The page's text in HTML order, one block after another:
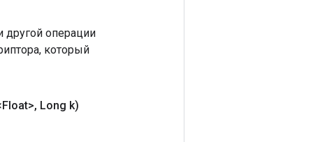
операции
который
, Long k)